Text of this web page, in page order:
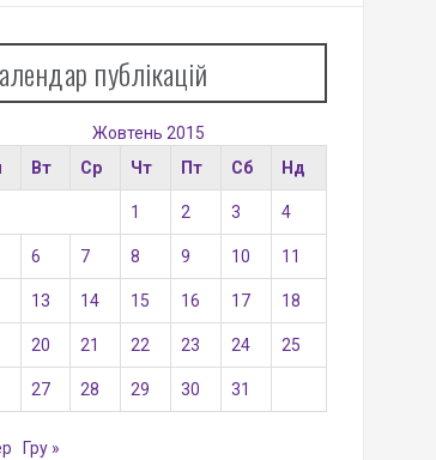
публікацій
Жовтень 2015
Вт Ср Чт Пт Сб Нд
1 2 3 4
6 7 8 9 10 11
13 14 15 16 17 18
20 21 22 23 24 25
27 28 29 30 31
Гру »